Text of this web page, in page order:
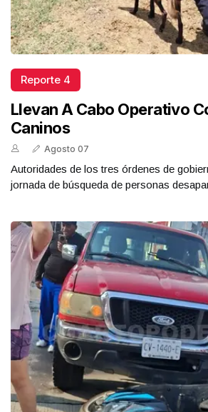
Reporte 4
Llevan A Cabo Operativo
Caninos
Agosto 07
Autoridades de los tres órdenes de
jornada de búsqueda de personas